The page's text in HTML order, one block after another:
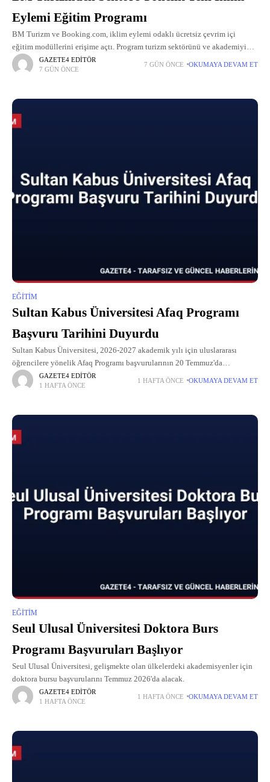
Eylemi Eğitim Programı
BM Turizm ve Booking.com, iklim eylemi odaklı ücretsiz çevrim içi
eğitim modüllerini erişime açtı. Program turizm sektörünü ve akademiyi
hedefliyor.GAZETE4 EDITÖR
7 GÜN ÖNCE
7 GÜN ÖNCE OKUMAYA DEVAM ET
EĞITIM
Sultan Kabus Üniversitesi Afaq Programı
Başvuru Tarihini Duyurdu
Sultan Kabus Üniversitesi, 2026-2027 akademik yılı için uluslararası
öğrencilere yönelik Afaq Programı başvurularının 20 Temmuz'da
başlayacağını duyurdu.
GAZETE4 EDITÖR
1 HAFTA ÖNCE
1 HAFTA ÖNCE OKUMAYA DEVAM ET
EĞITIM
Seul Ulusal Üniversitesi Doktora Burs
Programı Başvuruları Başlıyor
Seul Ulusal Üniversitesi, gelişmekte olan ülkelerdeki akademisyenler için
doktora bursu başvurularını Temmuz 2026'da alacak.
GAZETE4 EDITÖR
1 HAFTA ÖNCE
1 HAFTA ÖNCE OKUMAYA DEVAM ET